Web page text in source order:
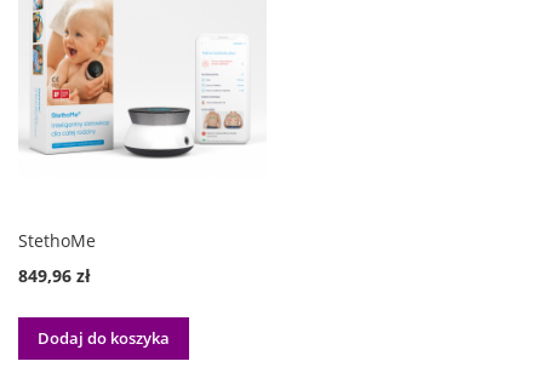
StethoMe
849,96 zł
Dodaj do koszyka